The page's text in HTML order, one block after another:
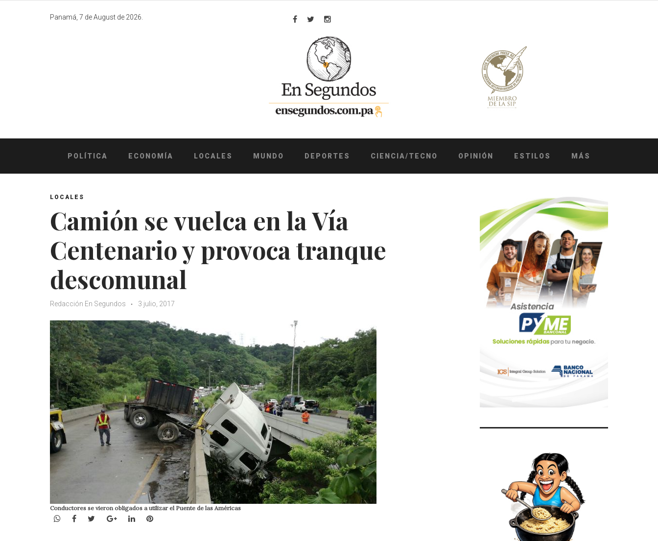
Panamá, 7 de August de 2026.
Facebook
TwitterInstagram
POLÍTICA ECONOMÍA LOCALES MUNDO DEPORTES CIENCIA/TECNO OPINIÓN ESTILOS MÁS
LOCALES
Camión se vuelca en la Vía
Centenario y provoca tranque
descomunal
Redacción En Segundos 3 julio, 2017
Conductores se vieron obligados a utilizar el Puente de las Américas
WhatsApp
Facebook
TwitterGoogle+LinkedInPinterest